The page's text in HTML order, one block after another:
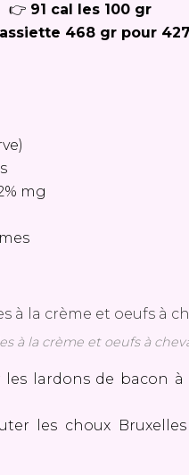
👉 91 cal les 100 gr
468 gr pour
mg
à la crème et oeufs à
lardons de bacon
les choux